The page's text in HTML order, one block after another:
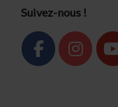
Suivez-nous !